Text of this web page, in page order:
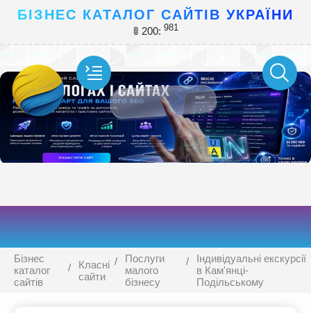
БІЗНЕС КАТАЛОГ САЙТІВ УКРАЇНИ
🚦 200: 981
Бізнес
каталог
сайтів
Класні
сайти
Послуги
малого
бізнесу
Індивідуальні екскурсії
в Кам'янці-
Подільському